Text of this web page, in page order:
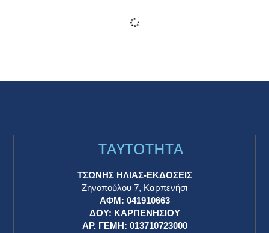
Ο Προμηθέας έκανε συνήθεια τις 30άρες
πρώτης περιόδου
18 Δεκεμβρίου 2024